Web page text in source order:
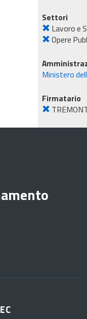
Settori
Lavoro e
Opere
Ministero
Firmatario